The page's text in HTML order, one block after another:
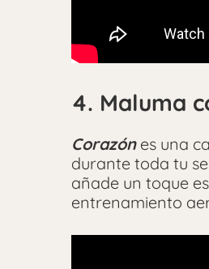
4. Maluma
Corazónes una
durante toda tu
añade un toque
entrenamiento